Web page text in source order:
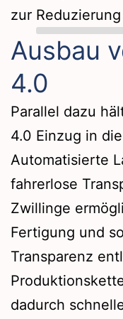
zur
Ausbau
4.0
Parallel dazu
4.0 Einzug in
Automatisierte
fahrerlose
Zwillinge
Fertigung und
Transparenz
dadurch